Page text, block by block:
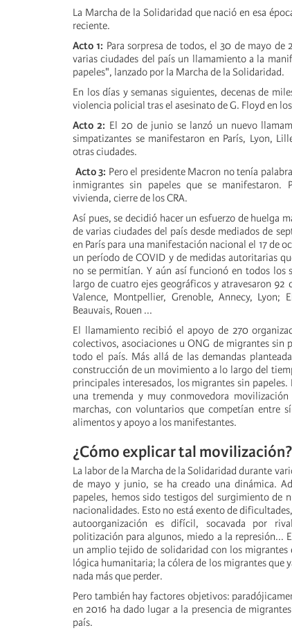
La Marcha de la Solidaridad que nació en esa
reciente.
Acto 1: Para sorpresa de todos, el 30 de mayo
varias ciudades del país un llamamiento a la
papeles", lanzado por la Marcha de la Solidaridad.
En los días y semanas siguientes, decenas de
violencia policial tras el asesinato de G. Floyd en
Acto 2: El 20 de junio se lanzó un nuevo
simpatizantes se manifestaron en París, Lyon,
otras ciudades.
Acto 3: Pero el presidente Macron no tenía
inmigrantes sin papeles que se manifestaron.
vivienda, cierre de los CRA.
Así pues, se decidió hacer un esfuerzo de huelga
de varias ciudades del país desde mediados de
en París para una manifestación nacional el 17 de
un período de COVID y de medidas autoritarias
no se permitían. Y aún así funcionó en todos los
largo de cuatro ejes geográficos y atravesaron 92
Valence, Montpellier, Grenoble, Annecy, Lyon;
Beauvais, Rouen ...
El llamamiento recibió el apoyo de 270
colectivos, asociaciones u ONG de migrantes sin
todo el país. Más allá de las demandas
construcción de un movimiento a lo largo del
principales interesados, los migrantes sin
una tremenda y muy conmovedora
marchas, con voluntarios que competían entre
alimentos y apoyo a los manifestantes.
¿Cómo explicar tal movilización?
La labor de la Marcha de la Solidaridad durante
de mayo y junio, se ha creado una dinámica.
papeles, hemos sido testigos del surgimiento de
nacionalidades. Esto no está exento de
autoorganización es difícil, socavada por
politización para algunos, miedo a la represión...
un amplio tejido de solidaridad con los
lógica humanitaria; la cólera de los migrantes que
nada más que perder.
Pero también hay factores objetivos:
en 2016 ha dado lugar a la presencia de
país.